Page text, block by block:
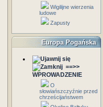
Wigilijne wierzenia
ludowe
Zapusty
Europa Pogańska
==>>
WPROWADZENIE
O
słowiańszczyźnie przed
chrześcijaństwem